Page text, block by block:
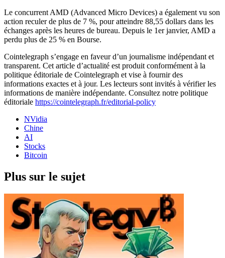
Le concurrent AMD (Advanced Micro Devices) a également vu son
action reculer de plus de 7 %, pour atteindre 88,55 dollars dans les
échanges après les heures de bureau. Depuis le 1er janvier, AMD a
perdu plus de 25 % en Bourse.
Cointelegraph s’engage en faveur d’un journalisme indépendant et
transparent. Cet article d’actualité est produit conformément à la
politique éditoriale de Cointelegraph et vise à fournir des
informations exactes et à jour. Les lecteurs sont invités à vérifier les
informations de manière indépendante. Consultez notre politique
éditoriale https://cointelegraph.fr/editorial-policy
NVidia
Chine
AI
Stocks
Bitcoin
Plus sur le sujet